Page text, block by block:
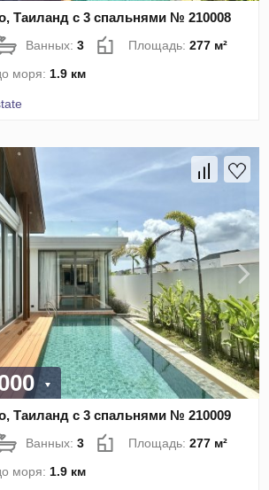
Таиланд с 3 спальнями № 210008
Ванных:3 Площадь:277 м²
моря:1.9 км
Таиланд с 3 спальнями № 210009
Ванных:3 Площадь:277 м²
моря: 1.9 км